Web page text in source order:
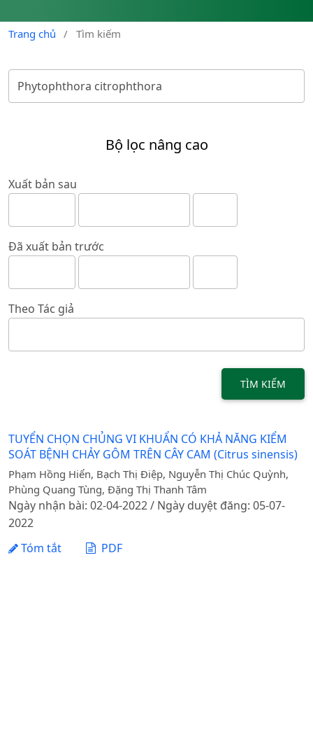
Trang chủ / Tìm kiếm
Bộ lọc nâng cao
Xuất bản sau
Đã xuất bản trước
Theo Tác giả
TÌM KIẾM
TUYỂN CHỌN CHỦNG VI KHUẨN CÓ KHẢ NĂNG KIỂM
SOÁT BỆNH CHẢY GÔM TRÊN CÂY CAM (Citrus sinensis)
Phạm Hồng Hiển, Bạch Thị Điệp, Nguyễn Thị Chúc Quỳnh,
Phùng Quang Tùng, Đặng Thị Thanh Tâm
Ngày nhận bài: 02-04-2022 / Ngày duyệt đăng: 05-07-
2022
Tóm tắt
PDF